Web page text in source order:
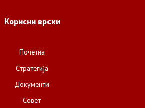
редови од седниците на
Корисни врски
Почетна
Стратегија
Документи
Совет